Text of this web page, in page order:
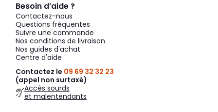
Besoin d’aide ?
Contactez-nous
Questions fréquentes
Suivre une commande
Nos conditions de livraison
Nos guides d'achat
Centre d'aide
Contactez le 09 69 32 32 23
(appel non surtaxé)
Accès sourds
et malentendants